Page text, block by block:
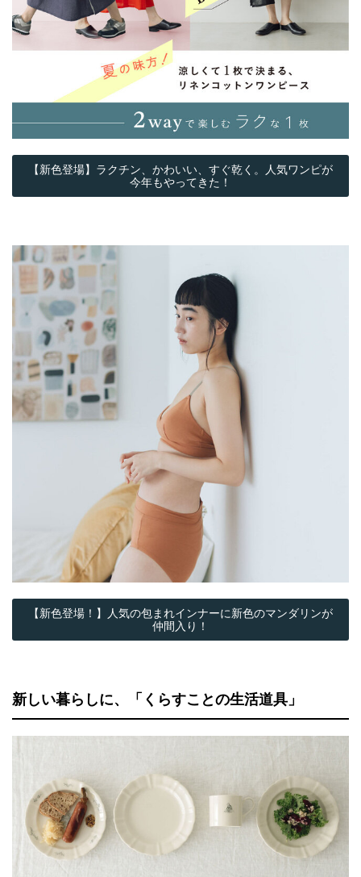
【新色登場】ラクチン、かわいい、すぐ乾く。人気ワンピが
今年もやってきた！
【新色登場！】人気の包まれインナーに新色のマンダリンが
仲間入り！
新しい暮らしに、「くらすことの生活道具」